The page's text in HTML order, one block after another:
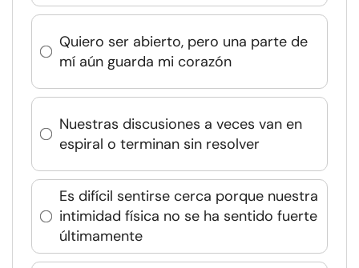
Quiero ser abierto, pero una parte de
mí aún guarda mi corazón
Nuestras discusiones a veces van en
espiral o terminan sin resolver
Es difícil sentirse cerca porque nuestra
intimidad física no se ha sentido fuerte
últimamente